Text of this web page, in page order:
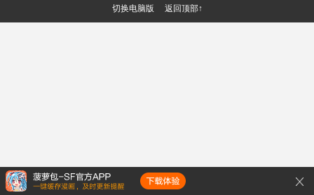
切换电脑版 返回顶部↑